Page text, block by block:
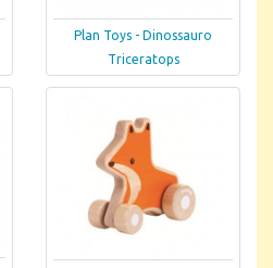
Plan Toys - Dinossauro
Triceratops